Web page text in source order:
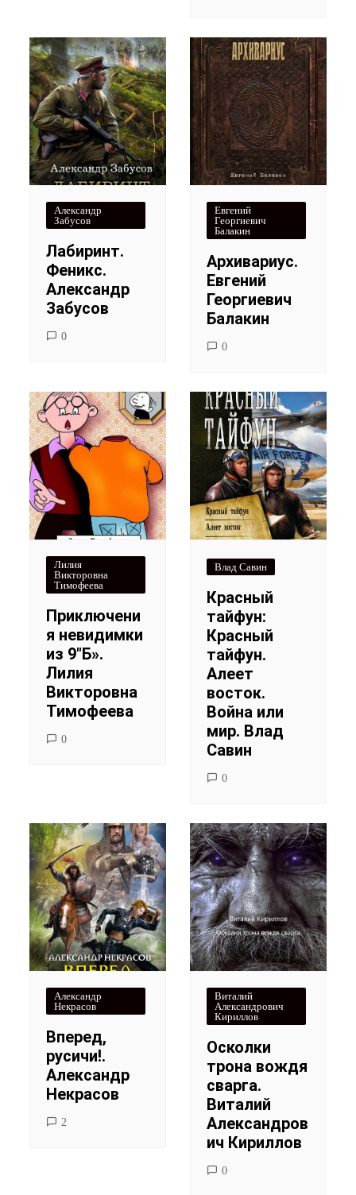
Александр
Забусов
Лабиринт.
Феникс.
Александр
Забусов
0
Евгений
Георгиевич
Балакин
Архивариус.
Евгений
Георгиевич
Балакин
0
Лилия
Викторовна
Тимофеева
Приключени
я невидимки
из 9″Б».
Лилия
Викторовна
Тимофеева
0
Влад Савин
Красный
тайфун:
Красный
тайфун.
Алеет
восток.
Война или
мир. Влад
Савин
0
Александр
Некрасов
Вперед,
русичи!.
Александр
Некрасов
2
Виталий
Александрович
Кириллов
Осколки
трона вождя
cварга.
Виталий
Александров
ич Кириллов
0